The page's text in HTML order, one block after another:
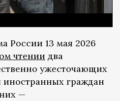
России 13 мая 2026
чтении два
ужесточающих
граждан
—